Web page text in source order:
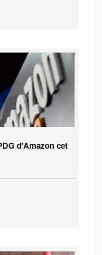
d'Amazon cet